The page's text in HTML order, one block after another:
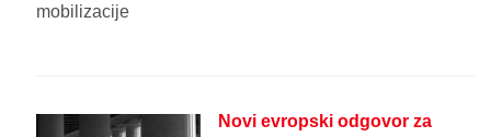
mobilizacije
Novi evropski odgovor za